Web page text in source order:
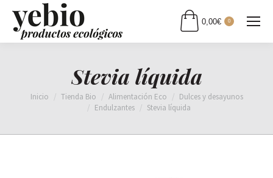
0,00€ 0
Stevia líquida
Estás aquí:
Inicio Tienda Bio Alimentación Eco
Dulces y desayunos
Endulzantes
Stevia líquida